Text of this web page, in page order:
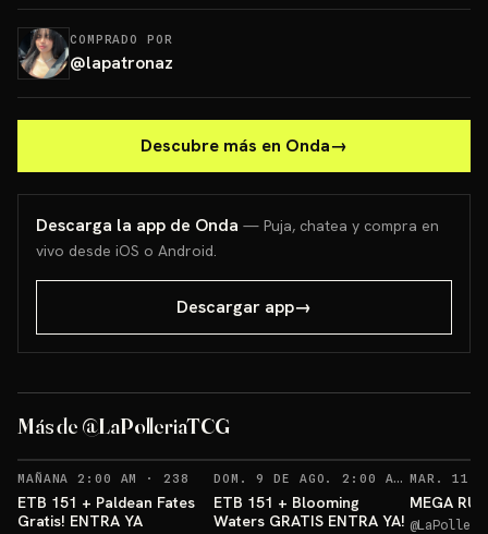
COMPRADO POR
@lapatronaz
Descubre más en Onda→
Descarga la app de Onda — Puja, chatea y compra en
vivo desde iOS o Android.
Descargar app→
Más de @LaPolleriaTCG
Sorteos: ETB Paldean GRATIS +10 más →
MAÑANA 2:00 AM · 238 RECORDATORIOS
ETB 151 + Paldean Fates
Gratis! ENTRA YA
DOM. 9 DE AGO. 2:00 AM ·254
ETB 151 + Blooming
Waters GRATIS ENTRA YA!
MEGA
@